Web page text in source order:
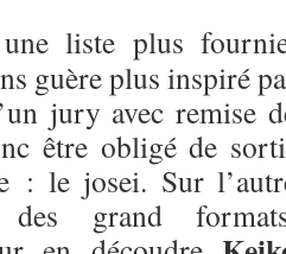
liste plus
guère plus inspiré
jury avec remise
être obligé de
: le josei. Sur
des grand